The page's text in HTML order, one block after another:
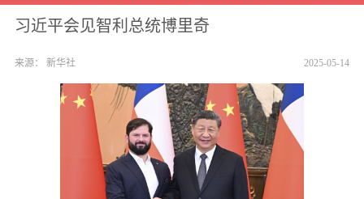
首 页 图 片 视 频
涉台事务 媒体言论
办证指引
习近平会见智利总统博里奇
2025-05-14
来源： 新华社